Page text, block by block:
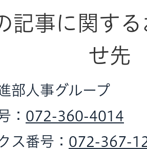
記事に関す
せ先
部人事グループ
： 072-360-4014
ス番号： 072-367-